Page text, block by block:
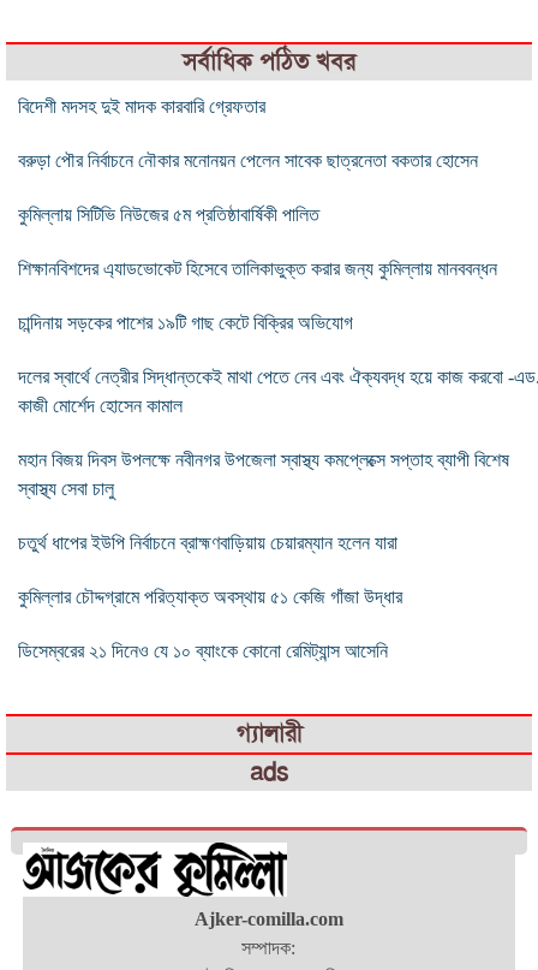
সর্বাধিক পঠিত খবর
বিদেশী মদসহ দুই মাদক কারবারি গ্রেফতার
বরুড়া পৌর নির্বাচনে নৌকার মনোনয়ন পেলেন সাবেক ছাত্রনেতা বকতার হোসেন
কুমিল্লায় সিটিভি নিউজের ৫ম প্রতিষ্ঠাবার্ষিকী পালিত
শিক্ষানবিশদের এ্যাডভোকেট হিসেবে তালিকাভুক্ত করার জন্য কুমিল্লায় মানববন্ধন
চান্দিনায় সড়কের পাশের ১৯টি গাছ কেটে বিক্রির অভিযোগ
দলের স্বার্থে নেত্রীর সিদ্ধান্তকেই মাথা পেতে নেব এবং ঐক্যবদ্ধ হয়ে কাজ করবো -
কাজী মোর্শেদ হোসেন কামাল
মহান বিজয় দিবস উপলক্ষে নবীনগর উপজেলা স্বাস্থ্য কমপ্লেক্সে সপ্তাহ ব্যাপী বিশেষ
স্বাস্থ্য সেবা চালু
চতুর্থ ধাপের ইউপি নির্বাচনে ব্রাহ্মণবাড়িয়ায় চেয়ারম্যান হলেন যারা
কুমিল্লার চৌদ্দগ্রামে পরিত্যাক্ত অবস্থায় ৫১ কেজি গাঁজা উদ্ধার
ডিসেম্বরের ২১ দিনেও যে ১০ ব্যাংকে কোনো রেমিট্যান্স আসেনি
গ্যালারী
ads
Ajker-comilla.com
সম্পাদক: